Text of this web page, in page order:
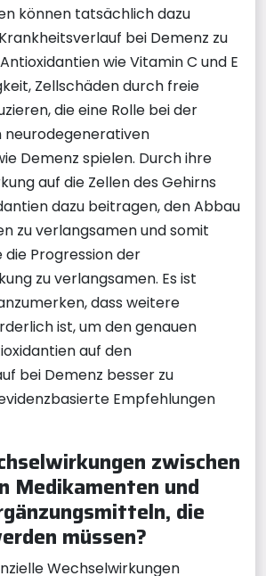
können tatsächlich dazu
bei Demenz zu
wie Vitamin C und E
Zellschäden durch freie
die eine Rolle bei der
neurodegenerativen
Demenz spielen. Durch ihre
auf die Zellen des Gehirns
dazu beitragen, den Abbau
zu verlangsamen und somit
Progression der
zu verlangsamen. Es ist
dass weitere
ist, um den genauen
auf den
bei Demenz besser zu
Empfehlungen
zwischen
Medikamenten und
die
müssen?
Wechselwirkungen